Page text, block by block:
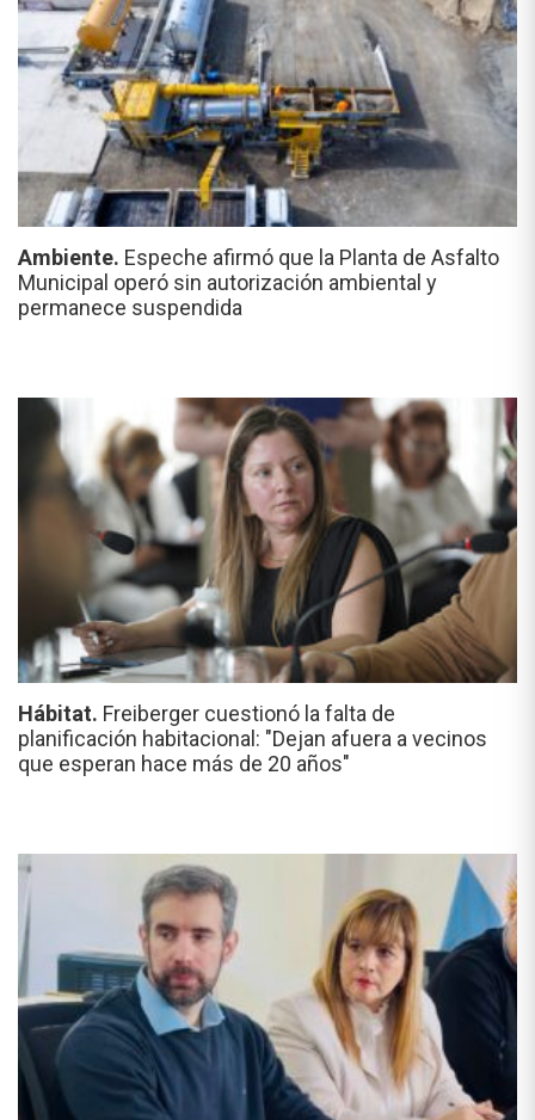
Ambiente. Espeche afirmó que la Planta de Asfalto
Municipal operó sin autorización ambiental y
permanece suspendida
Hábitat. Freiberger cuestionó la falta de
planificación habitacional: "Dejan afuera a vecinos
que esperan hace más de 20 años"